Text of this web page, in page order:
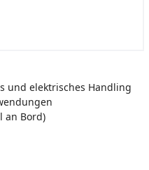
und elektrisches Handling
an Bord)